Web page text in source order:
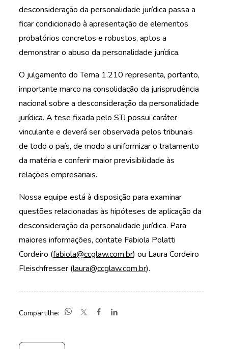
desconsideração da personalidade jurídica passa a
ficar condicionado à apresentação de elementos
probatórios concretos e robustos, aptos a
demonstrar o abuso da personalidade jurídica.
O julgamento do Tema 1.210 representa, portanto,
importante marco na consolidação da jurisprudência
nacional sobre a desconsideração da personalidade
jurídica. A tese fixada pelo STJ possui caráter
vinculante e deverá ser observada pelos tribunais
de todo o país, de modo a uniformizar o tratamento
da matéria e conferir maior previsibilidade às
relações empresariais.
Nossa equipe está à disposição para examinar
questões relacionadas às hipóteses de aplicação da
desconsideração da personalidade jurídica. Para
maiores informações, contate Fabiola Polatti
Cordeiro (fabiola@ccglaw.com.br) ou Laura Cordeiro
Fleischfresser (laura@ccglaw.com.br).
Compartilhe: